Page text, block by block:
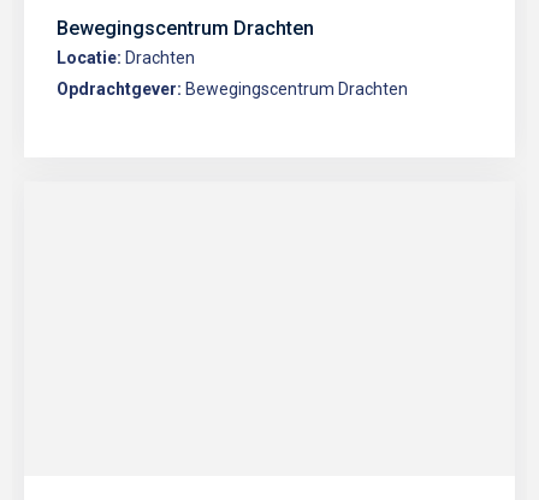
Bewegingscentrum Drachten
Locatie: Drachten
Opdrachtgever: Bewegingscentrum Drachten